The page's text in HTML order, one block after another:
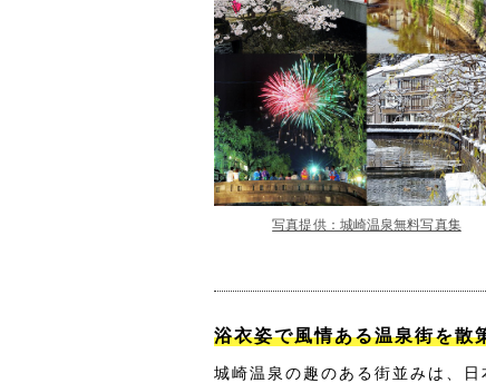
写真提供：城崎温泉無料写真集
浴衣姿で風情ある温泉街を散
城崎温泉の趣のある街並みは、